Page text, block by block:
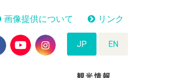
画像提供について リンク
JP EN